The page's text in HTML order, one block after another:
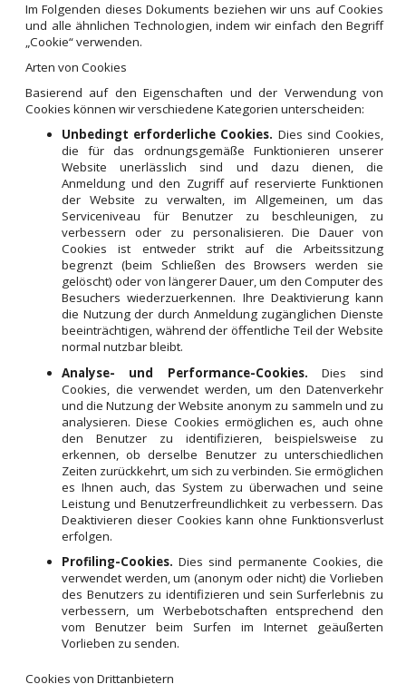
Im Folgenden dieses Dokuments beziehen wir uns auf Cookies
und alle ähnlichen Technologien, indem wir einfach den Begriff
„Cookie“ verwenden.
Arten von Cookies
Basierend auf den Eigenschaften und der Verwendung von
Cookies können wir verschiedene Kategorien unterscheiden:
Unbedingt erforderliche Cookies. Dies sind Cookies,
die für das ordnungsgemäße Funktionieren unserer
Website unerlässlich sind und dazu dienen, die
Anmeldung und den Zugriff auf reservierte Funktionen
der Website zu verwalten, im Allgemeinen, um das
Serviceniveau für Benutzer zu beschleunigen, zu
verbessern oder zu personalisieren. Die Dauer von
Cookies ist entweder strikt auf die Arbeitssitzung
begrenzt (beim Schließen des Browsers werden sie
gelöscht) oder von längerer Dauer, um den Computer des
Besuchers wiederzuerkennen. Ihre Deaktivierung kann
die Nutzung der durch Anmeldung zugänglichen Dienste
beeinträchtigen, während der öffentliche Teil der Website
normal nutzbar bleibt.
Analyse- und Performance-Cookies. Dies sind
Cookies, die verwendet werden, um den Datenverkehr
und die Nutzung der Website anonym zu sammeln und zu
analysieren. Diese Cookies ermöglichen es, auch ohne
den Benutzer zu identifizieren, beispielsweise zu
erkennen, ob derselbe Benutzer zu unterschiedlichen
Zeiten zurückkehrt, um sich zu verbinden. Sie ermöglichen
es Ihnen auch, das System zu überwachen und seine
Leistung und Benutzerfreundlichkeit zu verbessern. Das
Deaktivieren dieser Cookies kann ohne Funktionsverlust
erfolgen.
Profiling-Cookies.Dies sind permanente Cookies, die
verwendet werden, um (anonym oder nicht) die Vorlieben
des Benutzers zu identifizieren und sein Surferlebnis zu
verbessern, um Werbebotschaften entsprechend den
vom Benutzer beim Surfen im Internet geäußerten
Vorlieben zu senden.
Cookies von Drittanbietern